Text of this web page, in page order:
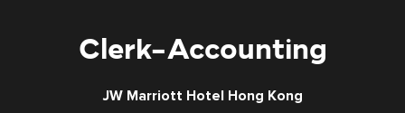
Clerk-Accounting
JW Marriott Hotel Hong Kong